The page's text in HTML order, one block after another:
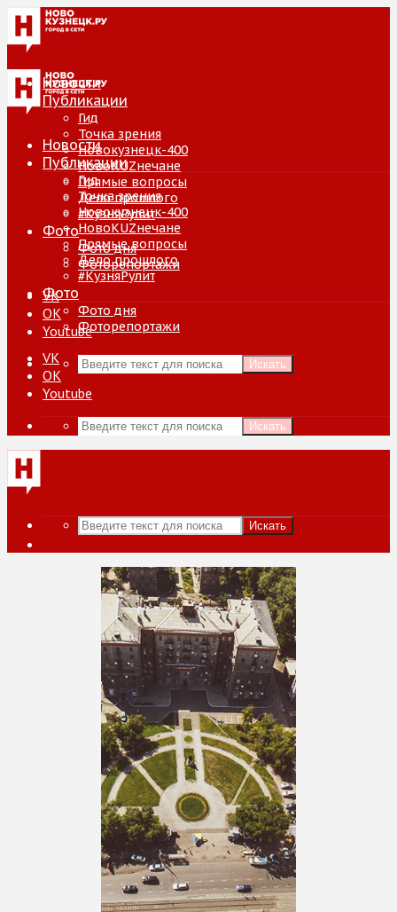
Новости
Публикации
Гид
Точка зрения
Новокузнецк-400
НовоKUZнечане
Прямые вопросы
Дело прошлого
#КузняРулит
Фото
Фото дня
Фоторепортажи
VK
ОК
Youtube
Искать
Новости
Публикации
Гид
Точка зрения
Новокузнецк-400
НовоKUZнечане
Прямые вопросы
Дело прошлого
#КузняРулит
Фото
Фото дня
Фоторепортажи
VK
ОК
Youtube
Искать
Искать